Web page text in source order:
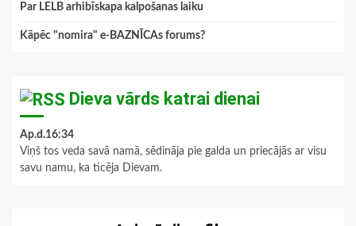
Par LELB arhibīskapa kalpošanas laiku
Kāpēc "nomira" e-BAZNĪCAs forums?
Dieva vārds katrai dienai
Ap.d.16:34
Viņš tos veda savā namā, sēdināja pie galda un priecājās ar visu
savu namu, ka ticēja Dievam.